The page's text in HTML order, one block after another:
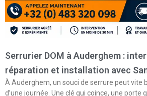
Serrurier DOM à Auderghem :
réparation et installation avec
À Auderghem, un souci de serrure peut vite
d’une journée. Une clé qui coince, une porte